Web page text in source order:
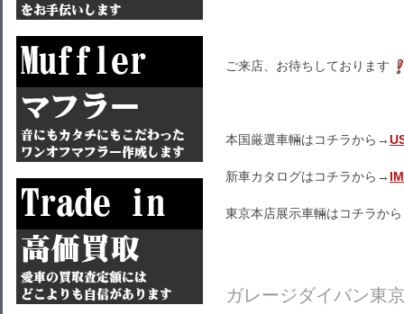
ご来店、お待ちしております
本国厳選車輛はコチラから→
新車カタログはコチラから→
東京本店展示車輛はコチラか
ガレージダイバン東